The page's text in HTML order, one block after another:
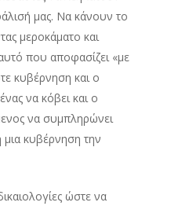
μας. Να κάνουν το
μεροκάματο και
που αποφασίζει «με
κυβέρνηση και ο
να κόβει και ο
να συμπληρώνει
κυβέρνηση την
ώστε να